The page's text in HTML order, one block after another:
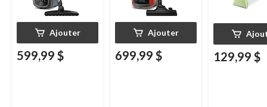
Ajouter
599,99 $
Ajouter
699,99 $ 129,99 $